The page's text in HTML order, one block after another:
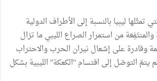
تمثّلها ليبيا بالنسبة إلى الأطراف الدولية
والمنتَفِعَة من استمرار الصراع الليبي ما تزال
وقادرة على إشعال نيران الحرب والاحتراب
يتمّ التوصّل إلى اقتسام "الكعكة" الليبية بشكل